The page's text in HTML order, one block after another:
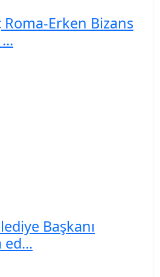
Roma-Erken Bizans
Başkanı
ed...